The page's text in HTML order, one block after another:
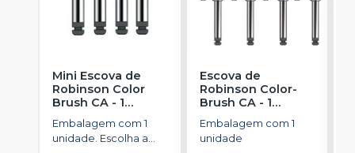
Mini Escova de
Robinson Color
Brush CA - 1
unidade
AMERICAN BURRS
Embalagem com 1
unidade. Escolha a
Escova de
Robinson Color-
Brush CA - 1
unidade
AMERICAN BURRS
Embalagem com 1
unidade